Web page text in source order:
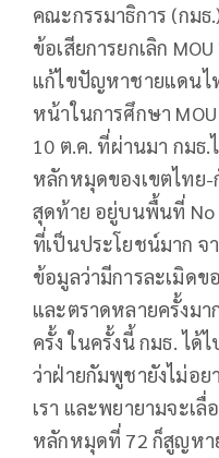
คณะกรรมาธิการ (กม
ข้อเสียการยกเลิก
แก้ไขปัญหาชายแดนไ
หน้าในการศึกษา
10 ต.ค. ที่ผ่านมา กมธ
หลักหมุดของเขตไทย
สุดท้าย อยู่บนพื้นที่ No
ที่เป็นประโยชน์มาก จ
ข้อมูลว่ามีการละเมิด
และตราดหลายครั้งม
ครั้ง ในครั้งนี้ กมธ. ได้
ว่าฝ่ายกัมพูชายังไม่อ
เรา และพยายามจะเ
หลักหมุดที่ 72 ก็สูญหา